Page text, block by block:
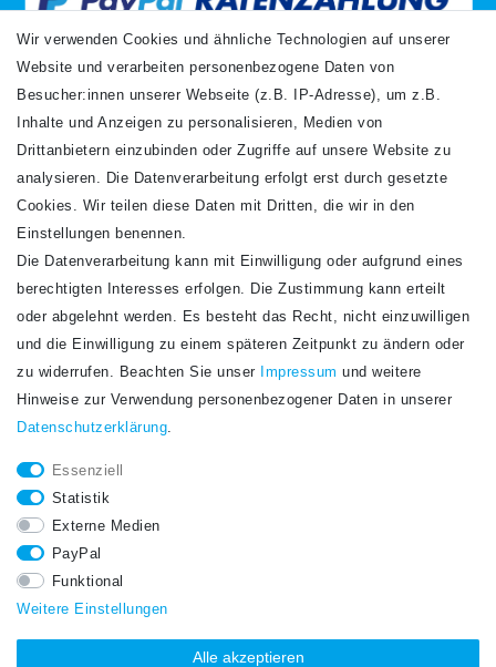
VERSANDARTEN
Newsletter
Honig
Hiermit bestätige ich, dass ich dieDaten­schutz­erklärunggelesen habe. Meine
STAY CONNECTED.
Wir verwenden Cookies und ähnliche Technologien auf unserer
Website und verarbeiten personenbezogene Daten von
Besucher:innen unserer Webseite (z.B. IP-Adresse), um z.B.
Inhalte und Anzeigen zu personalisieren, Medien von
Drittanbietern einzubinden oder Zugriffe auf unsere Website zu
analysieren. Die Datenverarbeitung erfolgt erst durch gesetzte
Cookies. Wir teilen diese Daten mit Dritten, die wir in den
Einstellungen benennen.
Die Datenverarbeitung kann mit Einwilligung oder aufgrund eines
berechtigten Interesses erfolgen. Die Zustimmung kann erteilt
oder abgelehnt werden. Es besteht das Recht, nicht einzuwilligen
und die Einwilligung zu einem späteren Zeitpunkt zu ändern oder
zu widerrufen. Beachten Sie unser
Impressum und weitere
Hinweise zur Verwendung personenbezogener Daten in unserer
Daten­schutz­erklärung.
Essenziell
Statistik
Externe Medien
PayPal
Funktional
Weitere Einstellungen
Alle akzeptieren